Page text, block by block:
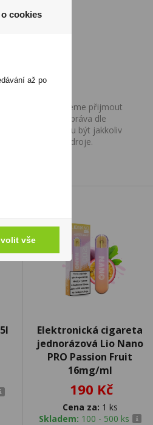
nemůžeme přijmout
vliv na Vaše práva dle
a nemohou být jakkoliv
uvedení zdroje.
Elektronická cigareta
jednorázová Lio Nano
PRO Passion Fruit
16mg/ml
190 Kč
Cena za: 1 ks
Skladem: 100 - 500 ks
cookies
až po
vše